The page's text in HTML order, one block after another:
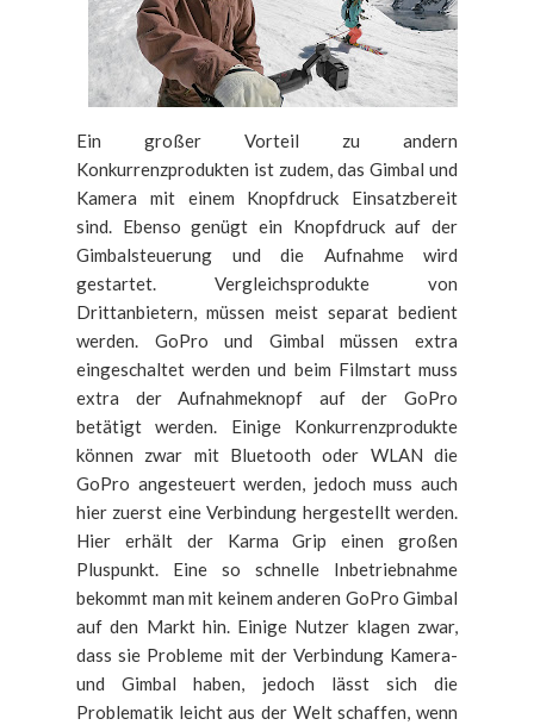
Ein großer Vorteil zu andern
Konkurrenzprodukten ist zudem, das Gimbal und
Kamera mit einem Knopfdruck Einsatzbereit
sind. Ebenso genügt ein Knopfdruck auf der
Gimbalsteuerung und die Aufnahme wird
gestartet. Vergleichsprodukte von
Drittanbietern, müssen meist separat bedient
werden. GoPro und Gimbal müssen extra
eingeschaltet werden und beim Filmstart muss
extra derAufnahmeknopf auf der GoPro
betätigt werden. Einige Konkurrenzprodukte
können zwar mit Bluetooth oder WLAN die
GoPro angesteuert werden, jedoch muss auch
hier zuerst eine Verbindung hergestellt werden.
Hier erhält der Karma Grip einen großen
Pluspunkt. Eine so schnelle Inbetriebnahme
bekommt man mit keinem anderen GoPro Gimbal
auf den Markt hin. Einige Nutzer klagen zwar,
dass sie Probleme mit der Verbindung Kamera-
und Gimbal haben, jedoch lässt sich die
Problematik leicht aus der Welt schaffen, wenn